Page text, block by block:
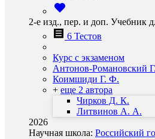
2-е изд., пер. и доп. Учебник
6 Тестов
Курс с экзаменом
Антонов-Романовский
Коимшиди Г. Ф.
+ еще 2 автора
Чирков Д. К.
Литвинов А. А.
2026
Научная школа: Российский